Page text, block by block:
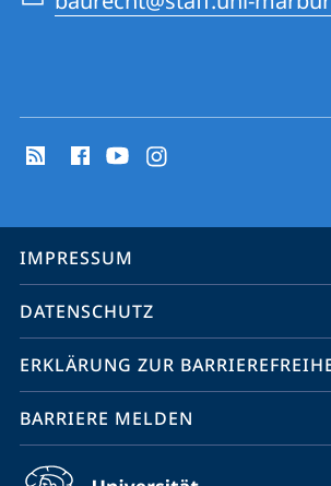
Media
Service-
Navigation
IMPRESSUM
DATENSCHUTZ
ERKLÄRUNG ZUR
BARRIERE MELDEN